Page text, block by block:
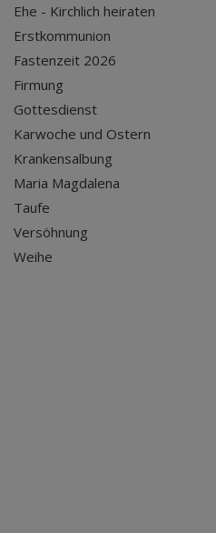
Ehe - Kirchlich heiraten
Erstkommunion
Fastenzeit 2026
Firmung
Gottesdienst
Karwoche und Ostern
Krankensalbung
Maria Magdalena
Taufe
Versöhnung
Weihe